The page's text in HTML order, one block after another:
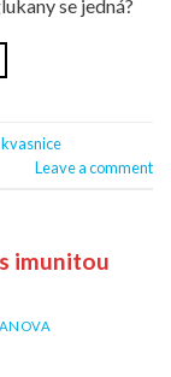
se jedná?
kvasnice
Leave a comment
imunitou